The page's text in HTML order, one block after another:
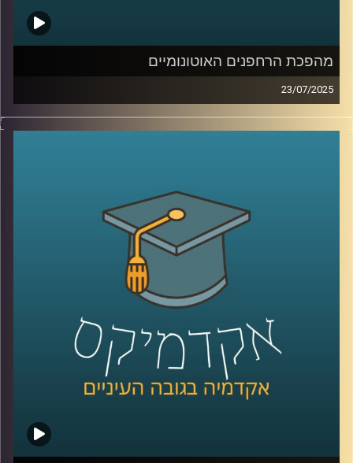
מהפכת הרחפנים האוטונומיים
23/07/2025
רחפן לוחם שמזהה, בוחר ותוקף מטרה בלי התערבות של אף
אדם. האם זו כבר המציאות? והאם זה בכלל חוקי? בפרק של
המלאכותית פוגשת את המשפט הבינלאומי, ומה תפקידו של
האדם, אם בכלל, בתוך מעגל ההפעלה.
האורח שלי היום הוא אביב בר זוהר, דוקטורנט בבית ספר רדזינר
למשפטים באוניברסיטת רייכמן, המקדיש את מחקרו לנושא
החם והמורכב של רובוטים קטלניים בשדה הקרב, תוך בחינת
החוקיות, המוסריות ומידת מעורבות האדם בהפעלתם. אביב
מביא עמו שילוב ייחודי של ניסיון משפטי, צבאי וטכנולוגי: הוא
בוגר מצטיין במשפטים ובמנהל עסקים, שירת כ-25 שנה בחיל
האוויר והיום משמש כמומחה בתחום הרחפנים וניהול המרחב
האווירי במיזם הרחפנים הלאומי.